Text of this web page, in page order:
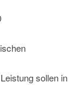
sollen in